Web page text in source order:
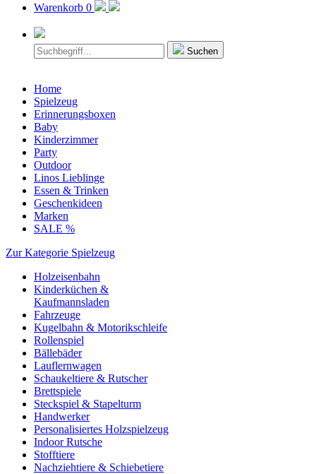
Warenkorb 0
Suchen
Home
Spielzeug
Erinnerungsboxen
Baby
Kinderzimmer
Party
Outdoor
Linos Lieblinge
Essen & Trinken
Geschenkideen
Marken
SALE %
Zur Kategorie Spielzeug
Holzeisenbahn
Kinderküchen &
Kaufmannsladen
Fahrzeuge
Kugelbahn & Motorikschleife
Rollenspiel
Bällebäder
Lauflernwagen
Schaukeltiere & Rutscher
Brettspiele
Steckspiel & Stapelturm
Handwerker
Personalisiertes Holzspielzeug
Indoor Rutsche
Stofftiere
Nachziehtiere & Schiebetiere